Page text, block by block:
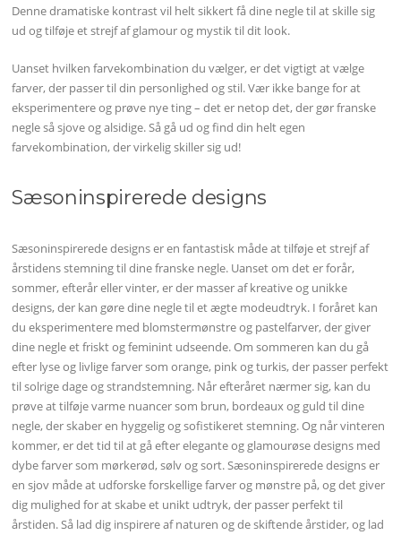
Denne dramatiske kontrast vil helt sikkert få dine negle til at skille sig
ud og tilføje et strejf af glamour og mystik til dit look.
Uanset hvilken farvekombination du vælger, er det vigtigt at vælge
farver, der passer til din personlighed og stil. Vær ikke bange for at
eksperimentere og prøve nye ting – det er netop det, der gør franske
negle så sjove og alsidige. Så gå ud og find din helt egen
farvekombination, der virkelig skiller sig ud!
Sæsoninspirerede designs
Sæsoninspirerede designs er en fantastisk måde at tilføje et strejf af
årstidens stemning til dine franske negle. Uanset om det er forår,
sommer, efterår eller vinter, er der masser af kreative og unikke
designs, der kan gøre dine negle til et ægte modeudtryk. I foråret kan
du eksperimentere med blomstermønstre og pastelfarver, der giver
dine negle et friskt og feminint udseende. Om sommeren kan du gå
efter lyse og livlige farver som orange, pink og turkis, der passer perfekt
til solrige dage og strandstemning. Når efteråret nærmer sig, kan du
prøve at tilføje varme nuancer som brun, bordeaux og guld til dine
negle, der skaber en hyggelig og sofistikeret stemning. Og når vinteren
kommer, er det tid til at gå efter elegante og glamourøse designs med
dybe farver som mørkerød, sølv og sort. Sæsoninspirerede designs er
en sjov måde at udforske forskellige farver og mønstre på, og det giver
dig mulighed for at skabe et unikt udtryk, der passer perfekt til
årstiden. Så lad dig inspirere af naturen og de skiftende årstider, og lad